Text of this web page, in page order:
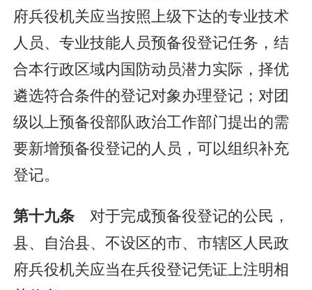
府兵役机关应当按照上级下达的专业技术
人员、专业技能人员预备役登记任务，结
合本行政区域内国防动员潜力实际，择优
遴选符合条件的登记对象办理登记；对团
级以上预备役部队政治工作部门提出的需
要新增预备役登记的人员，可以组织补充
登记。
第十九条对于完成预备役登记的公民，
县、自治县、不设区的市、市辖区人民政
府兵役机关应当在兵役登记凭证上注明相